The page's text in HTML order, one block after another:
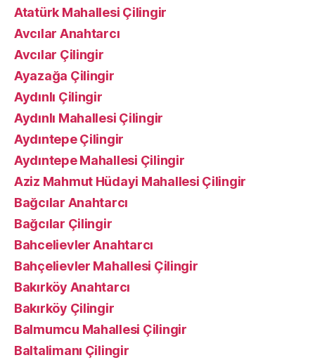
Atatürk Mahallesi Çilingir
Avcılar Anahtarcı
Avcılar Çilingir
Ayazağa Çilingir
Aydınlı Çilingir
Aydınlı Mahallesi Çilingir
Aydıntepe Çilingir
Aydıntepe Mahallesi Çilingir
Aziz Mahmut Hüdayi Mahallesi Çilingir
Bağcılar Anahtarcı
Bağcılar Çilingir
Bahcelievler Anahtarcı
Bahçelievler Mahallesi Çilingir
Bakırköy Anahtarcı
Bakırköy Çilingir
Balmumcu Mahallesi Çilingir
Baltalimanı Çilingir